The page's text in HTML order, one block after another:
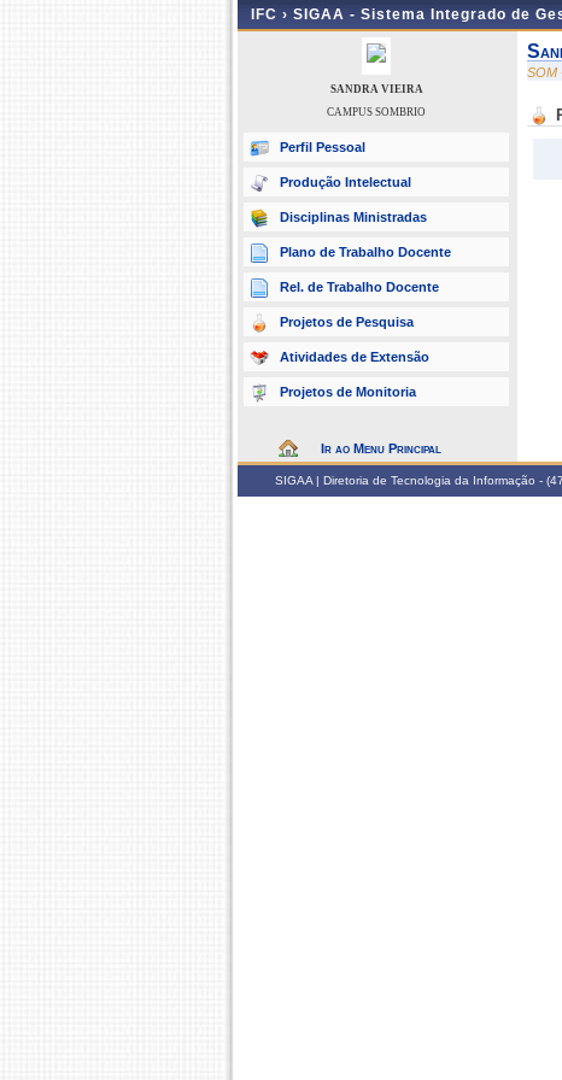
IFC › SIGAA - Sistema Integrado de
SANDRA VIEIRA
CAMPUS SOMBRIO
Perfil Pessoal
Produção Intelectual
Disciplinas Ministradas
Plano de Trabalho Docente
Rel. de Trabalho Docente
Projetos de Pesquisa
Atividades de Extensão
Projetos de Monitoria
Ir ao Menu Principal
SOM
SIGAA | Diretoria de Tecnologia da Informação -